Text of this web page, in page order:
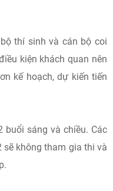
thí sinh và cán bộ coi
kiện khách quan nên
kế hoạch, dự kiến tiến
buổi sáng và chiều. Các
sẽ không tham gia thi và